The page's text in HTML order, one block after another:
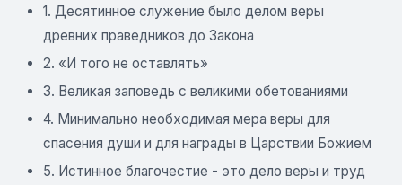
1. Десятинное служение было делом веры
древних праведников до Закона
2. «И того не оставлять»
3. Великая заповедь с великими обетованиями
4. Минимально необходимая мера веры для
спасения души и для награды в Царствии Божием
5. Истинное благочестие - это дело веры и труд